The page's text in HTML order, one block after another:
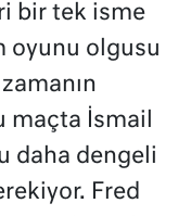
bir tek isme
oyunu olgusu
maçta İsmail
daha dengeli
Fred